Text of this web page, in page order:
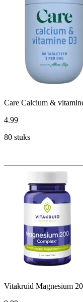
Care Calcium &
4.99
80 stuks
Vitakruid Magnesium